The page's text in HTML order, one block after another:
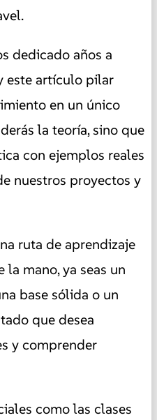
dedicado años a
este artículo pilar
en un único
la teoría, sino que
con ejemplos reales
nuestros proyectos y
ruta de aprendizaje
mano, ya seas un
base sólida o un
que desea
y comprender
como las clases